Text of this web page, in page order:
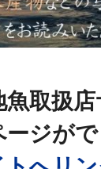
魚取扱
ージが